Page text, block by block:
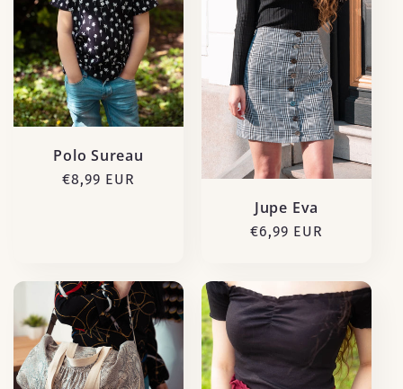
Polo Sureau
Prix
€8,99 EUR
Jupe Eva
Prix
€6,99 EUR